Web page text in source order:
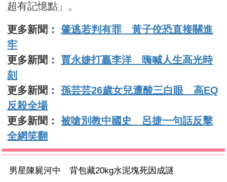
超有記憶點」。
更多新聞：肇逃若判有罪 黃子佼恐直接關進
牢
更多新聞： 賈永婕打贏李洋 嗨喊人生高光時
刻
更多新聞：孫芸芸26歲女兒遭酸三白眼 高EQ
反殺全場
更多新聞：被嗆別教中國史 呂捷一句話反擊
全網笑翻
男星陳屍河中 背包藏20kg水泥塊死因成謎